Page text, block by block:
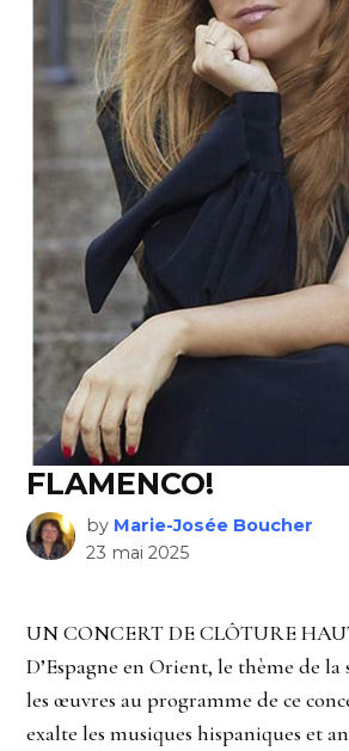
FLAMENCO!
by Marie-Josée Boucher
23 mai 2025
UN CONCERT DE CLÔTURE
D’Espagne en Orient, le thème de
les œuvres au programme de ce
exalte les musiques hispaniques et